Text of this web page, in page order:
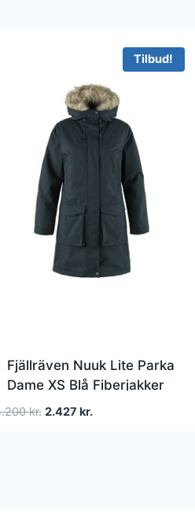
Tilbud!
Fjällräven Nuuk Lite Parka
Dame XS Blå Fiberjakker
kr. Den
2.427 kr.Den